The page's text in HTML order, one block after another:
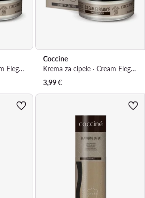
Krema za cipele · Cream Elegance 55/26/50/14/A/V7
Coccine
Krema za cipele · Cream Elegance 55/26/50/02/A/V7
3,99€